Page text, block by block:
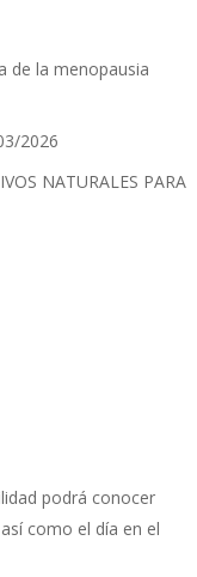
de la menopausia
2026
NATURALES PARA
podrá conocer
como el día en el